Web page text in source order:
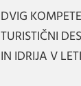
DVIG
TURISTIČNI
IN IDRIJA V